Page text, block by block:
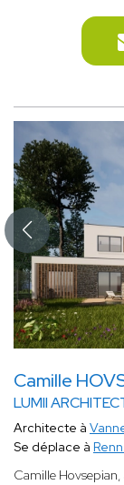
Camille
LUMII
Architecte à
Se déplace à
Camille Hovsepian,